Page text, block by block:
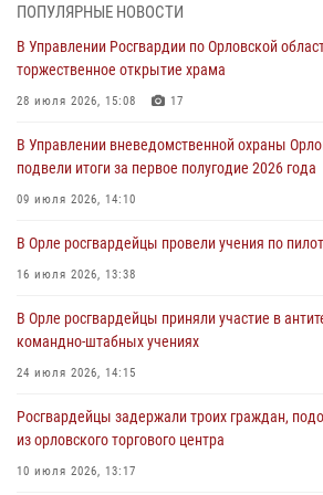
первое полугодие
05 августа 2026, 13:12
совершении противоправных действий
04 августа 2026, 14:21
04 августа 2026, 14:06
предоставлении госуслуг
03 августа 2026, 14:30
ПОПУЛЯРНЫЕ НОВОСТИ
В Управлении Росгвардии по Орловской
торжественное открытие храма
28 июля 2026, 15:08 17
В Управлении вневедомственной охраны
подвели итоги за первое полугодие 2026 года
09 июля 2026, 14:10
В Орле росгвардейцы провели учения по
16 июля 2026, 13:38
В Орле росгвардейцы приняли участие в
командно-штабных учениях
24 июля 2026, 14:15
Росгвардейцы задержали троих граждан,
из орловского торгового центра
10 июля 2026, 13:17